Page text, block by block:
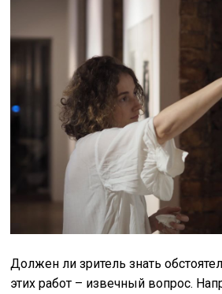
Должен ли зритель знать
этих работ – извечный вопрос.